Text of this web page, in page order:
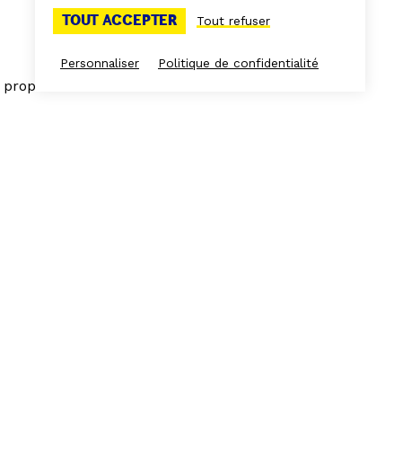
des
TOUT ACCEPTER Tout refuser
Personnaliser Politique de confidentialité